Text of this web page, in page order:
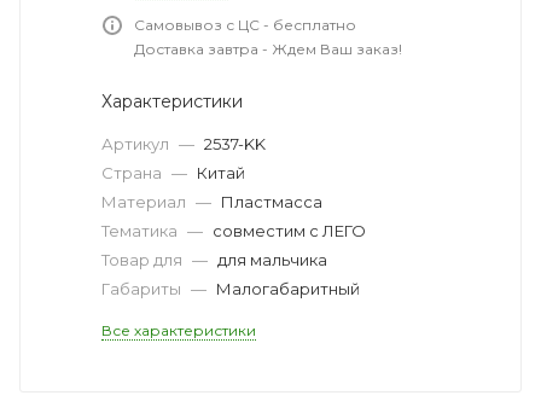
Самовывоз с ЦС - бесплатно
Доставка завтра - Ждем Ваш заказ!
Характеристики
Артикул — 2537-KK
Страна — Китай
Материал — Пластмасса
Тематика — совместим с ЛЕГО
Товар для — для мальчика
Габариты — Малогабаритный
Все характеристики